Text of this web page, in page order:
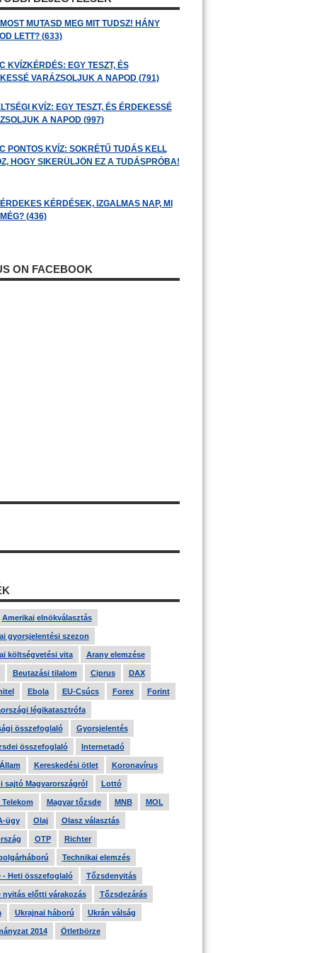
MUTASD MEG MIT TUDSZ! HÁNY
LETT? (633)
KVÍZKÉRDÉS: EGY TESZT, ÉS
VARÁZSOLJUK A NAPOD (791)
KVÍZ: EGY TESZT, ÉS ÉRDEKESSÉ
A NAPOD (997)
PONTOS KVÍZ: SOKRÉTŰ TUDÁS KELL
HOGY SIKERÜLJÖN EZ A TUDÁSPRÓBA!
KÉRDÉSEK, IZGALMAS NAP, MI
(436)
ON FACEBOOK
Amerikai elnökválasztás
gyorsjelentési szezon
költségvetési vita Arany elemzése
Beutazási tilalom Ciprus DAX
Ebola EU-Csúcs Forex Forint
légikatasztrófa
összefoglaló Gyorsjelentés
összefoglaló Internetadó
Kereskedési ötlet Koronavírus
sajtó Magyarországról Lottó
Telekom Magyar tőzsde MNB MOL
ügy Olaj Olasz választás
OTP Richter
Technikai elemzés
- Heti összefoglaló Tőzsdenyitás
nyitás előtti várakozás Tőzsdezárás
Ukrajnai háború Ukrán válság
2014 Ötletbörze